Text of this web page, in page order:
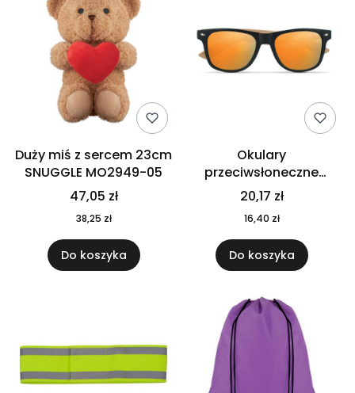
Duży miś z sercem 23cm
SNUGGLE MO2949-05
47,05 zł
38,25 zł
Do koszyka
Okulary
przeciwsłoneczne
CALIFORNIA TOUCH
MO9617-10
20,17 zł
16,40 zł
Do koszyka